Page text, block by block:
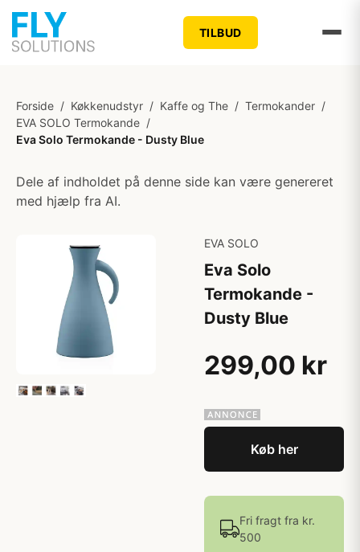
TILBUD
Forside / Køkkenudstyr / Kaffe og The / Termokander /
EVA SOLO Termokande /
Eva Solo Termokande - Dusty Blue
Dele af indholdet på denne side kan være genereret
med hjælp fra AI.
EVA SOLO
Eva Solo
Termokande -
Dusty Blue
299,00 kr
Køb her
Fri fragt fra kr.
500